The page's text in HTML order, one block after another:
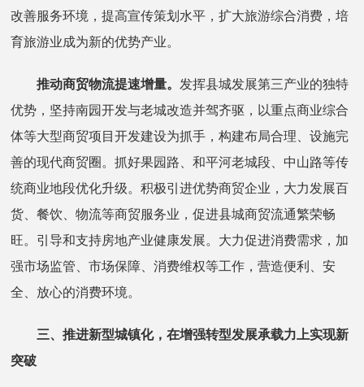
改善服务环境，提高宣传策划水平，扩大旅游综合消费，培
育旅游业成为新的优势产业。
推动商贸物流提速增量。 发挥县城发展第三产业的独特
优势，坚持南园开发与老城改造并驾齐驱，以重点商业综合
体等大型商贸项目开发建设为抓手，构建布局合理、设施完
善的现代商贸圈。抓好果园路、和平河老城段、中山路等传
统商业地段优化升级。积极引进优势商贸企业，大力发展百
货、餐饮、物流等商贸服务业，促进县城商贸流通繁荣畅
旺。引导和支持房地产业健康发展。大力促进消费需求，加
强市场监管、市场保障、消费维权等工作，营造便利、安
全、放心的消费环境。
三、推进新型城镇化，在增强转型发展承载力上实现新
突破